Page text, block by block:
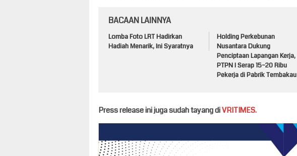
BACAAN LAINNYA
Lomba Foto LRT Hadirkan
Hadiah Menarik, Ini Syaratnya
Holding Perkebunan
Nusantara Dukung
Penciptaan Lapangan Kerja,
PTPN I Serap 15–20 Ribu
Pekerja di Pabrik Tembakau
Press release ini juga sudah tayang diVRITIMES.